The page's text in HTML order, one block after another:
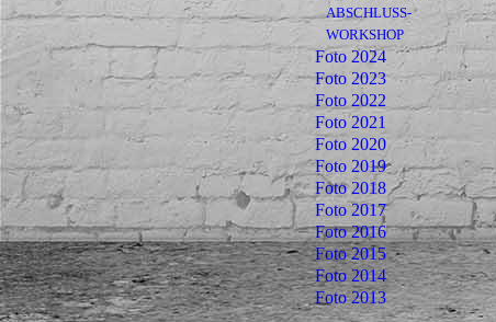
ABSCHLUSS-
WORKSHOP
Foto 2024
Foto 2023
Foto 2022
Foto 2021
Foto 2020
Foto 2019
Foto 2018
Foto 2017
Foto 2016
Foto 2015
Foto 2014
Foto 2013